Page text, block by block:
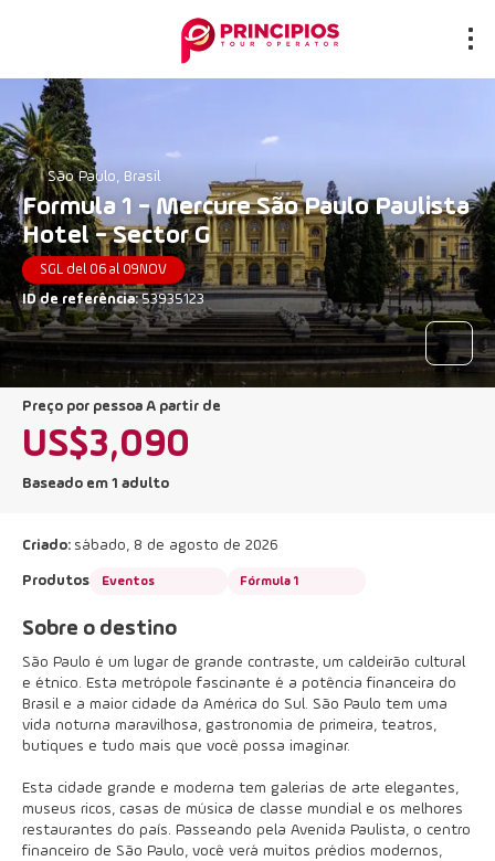
São Paulo, Brasil
Formula 1 - Mercure São Paulo Paulista
Hotel - Sector G
SGL del 06 al 09NOV
ID de referência:53935123
preço por pessoa A partir de
US$3,090
Baseado em 1 adulto
Criado: sábado, 8 de agosto de 2026
Produtos Eventos Fórmula 1
Sobre o destino
São Paulo é um lugar de grande contraste, um caldeirão cultural
e étnico. Esta metrópole fascinante é a potência financeira do
Brasil e a maior cidade da América do Sul. São Paulo tem uma
vida noturna maravilhosa, gastronomia de primeira, teatros,
butiques e tudo mais que você possa imaginar.
Esta cidade grande e moderna tem galerias de arte elegantes,
museus ricos, casas de música de classe mundial e os melhores
restaurantes do país. Passeando pela Avenida Paulista, o centro
financeiro de São Paulo, você verá muitos prédios modernos,